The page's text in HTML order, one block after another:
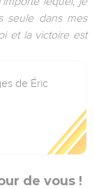
seule dans mes
et la victoire est
de Éric
de vous !